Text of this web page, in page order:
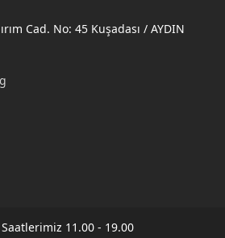
Cad. No: 45 Kuşadası / AYDIN
Saatlerimiz 11.00 - 19.00